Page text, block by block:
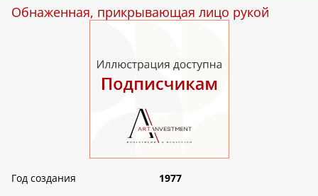
Обнаженная, прикрывающая лицо рукой
Год создания
1977